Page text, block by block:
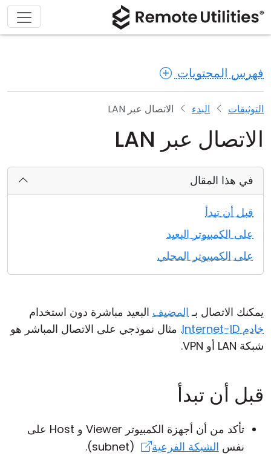
فهرس المحتويات
التوثيقات البدء الاتصال عبر LAN
الاتصال عبر LAN
في هذا المقال
قبل أن تبدأ
على الكمبيوتر البعيد
على الكمبيوتر المحلي
يمكنك الاتصال بـالمضيف البعيد مباشرة دون استخدام
خادم Internet-ID
. مثال نموذجي على الاتصال المباشر هو
شبكة LAN أو VPN.
قبل أن تبدأ
تأكد من أن أجهزة الكمبيوتر Viewer و Host على
نفس الشبكة الفرعية
(subnet).